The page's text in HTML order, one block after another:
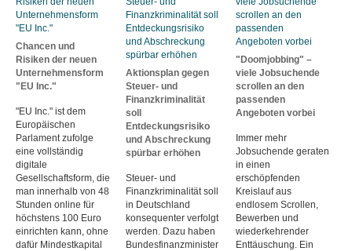
Chancen und
Risiken der neuen
Unternehmensform
"EU Inc."
"EU Inc." ist dem
Europäischen
Parlament zufolge
eine vollständig
digitale
Gesellschaftsform, die
man innerhalb von 48
Stunden online für
höchstens 100 Euro
einrichten kann, ohne
dafür Mindestkapital
Aktionsplan gegen
Steuer- und
Finanzkriminalität
soll
Entdeckungsrisiko
und Abschreckung
spürbar erhöhen
Steuer- und
Finanzkriminalität soll
in Deutschland
konsequenter verfolgt
werden. Dazu haben
Bundesfinanzminister
"Doomjobbing" –
viele Jobsuchende
scrollen an den
passenden
Angeboten vorbei
Immer mehr
Jobsuchende geraten
in einen
erschöpfenden
Kreislauf aus
endlosem Scrollen,
Bewerben und
wiederkehrender
Enttäuschung. Ein